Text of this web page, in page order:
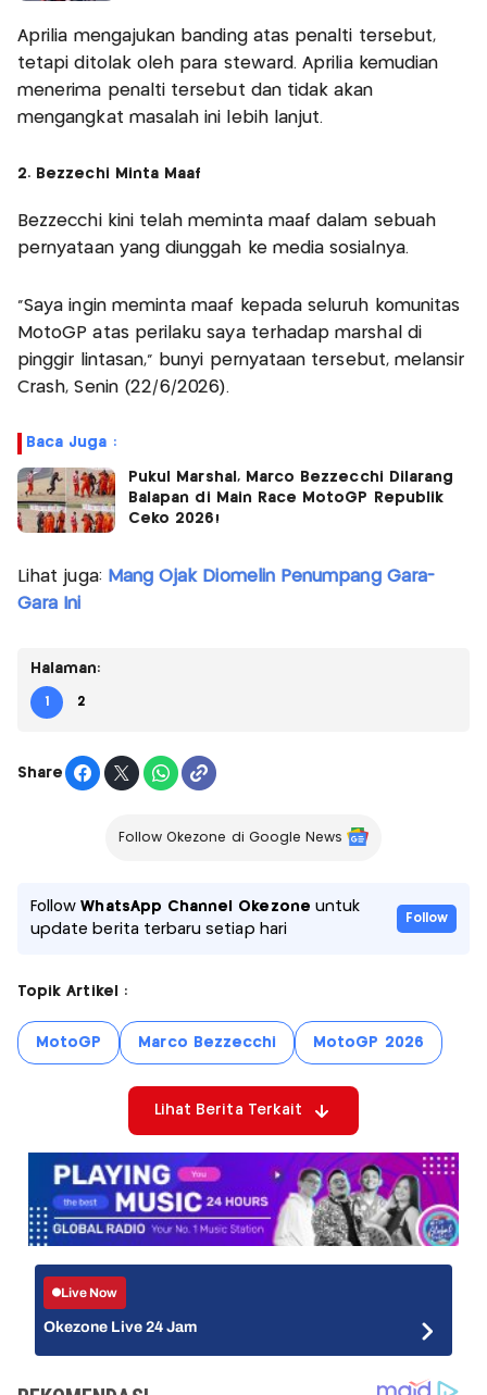
Aprilia mengajukan banding atas penalti tersebut,
tetapi ditolak oleh para steward. Aprilia kemudian
menerima penalti tersebut dan tidak akan
mengangkat masalah ini lebih lanjut.
2. Bezzechi Minta Maaf
Bezzecchi kini telah meminta maaf dalam sebuah
pernyataan yang diunggah ke media sosialnya.
“Saya ingin meminta maaf kepada seluruh komunitas
MotoGP atas perilaku saya terhadap marshal di
pinggir lintasan,” bunyi pernyataan tersebut, melansir
Crash, Senin (22/6/2026).
Baca Juga :
Pukul Marshal, Marco Bezzecchi Dilarang
Balapan di Main Race MotoGP Republik
Ceko 2026!
Lihat juga: Mang Ojak Diomelin Penumpang Gara-
Gara Ini
Halaman:
1 2
Share
Follow Okezone di Google News
FollowWhatsApp Channel Okezone untuk
update berita terbaru setiap hari
Follow
Topik Artikel :
MotoGP Marco Bezzecchi MotoGP 2026
Lihat Berita Terkait
Live Now
Okezone Live 24 Jam